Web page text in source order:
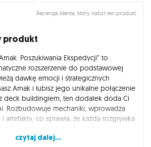
Recenzja klienta, który nabył ten produkt
produkt
Poszukiwania Ekspedycji” to
rozszerzenie do podstawowej
dawkę emocji i strategicznych
Arnak i lubisz jego unikalne połączenie
deck buildingiem, ten dodatek doda Ci
Rozbudowuje mechaniki, wprowadza
artefakty, co sprawia, że każda rozgrywka
czytaj dalej...